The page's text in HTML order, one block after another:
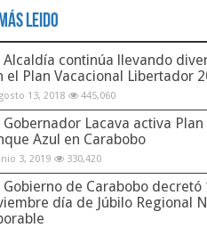
Leido
Alcaldía continúa llevando
el Plan Vacacional Libertador
13, 2018 445,060
Gobernador Lacava activa Plan
Azul en Carabobo
3, 2019 330,420
Gobierno de Carabobo decretó
día de Júbilo Regional